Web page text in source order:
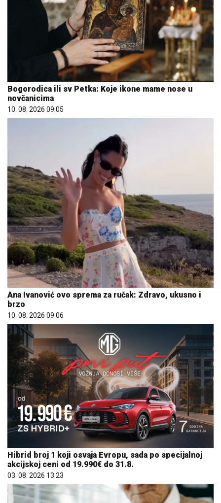
Bogorodica ili sv Petka: Koje ikone mame nose u
novčanicima
10. 08. 2026 09:05
Ana Ivanović ovo sprema za ručak: Zdravo, ukusno i
brzo
10. 08. 2026 09:06
Hibrid broj 1 koji osvaja Evropu, sada po specijalnoj
akcijskoj ceni od 19.990€ do 31.8.
03. 08. 2026 13:23